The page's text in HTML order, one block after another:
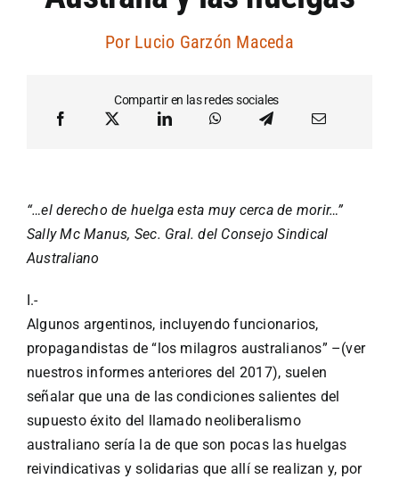
Artículos por autor
Artículos por sección
Por Lucio Garzón Maceda
Compartir en las redes sociales
“…el derecho de huelga esta muy cerca de morir…”
Sally Mc Manus, Sec. Gral. del Consejo Sindical
Australiano
I.-
Algunos argentinos, incluyendo funcionarios,
propagandistas de “los milagros australianos” –(ver
nuestros informes anteriores del 2017), suelen
señalar que una de las condiciones salientes del
supuesto éxito del llamado neoliberalismo
australiano sería la de que son pocas las huelgas
reivindicativas y solidarias que allí se realizan y, por